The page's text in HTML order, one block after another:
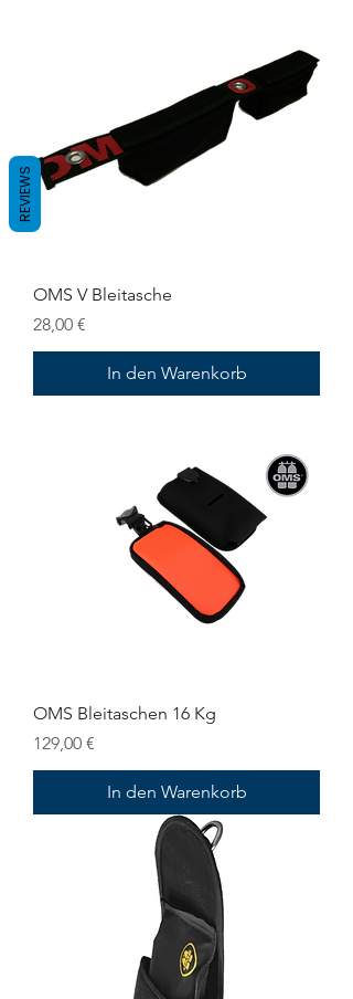
OMS V Bleitasche
Preis
28,00 €
In den Warenkorb
OMS Bleitaschen 16 Kg
Preis
129,00 €
In den Warenkorb
REVIEWS